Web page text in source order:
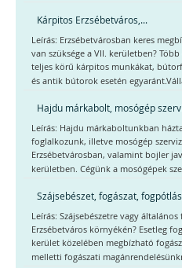
Kárpitos Erzsébetváros,...
Leírás: Erzsébetvárosban keres
van szüksége a VII. kerületben?
teljes körű kárpitos munkákat,
és antik bútorok esetén
Hajdu márkabolt, mosógép
Leírás: Hajdu márkaboltunkban
foglalkozunk, illetve mosógép
Erzsébetvárosban, valamint bojler
kerületben. Cégünk a mosógépek
Szájsebészet, fogászat,
Leírás: Szájsebészetre vagy
Erzsébetváros környékén? Esetleg
kerület közelében megbízható
melletti fogászati